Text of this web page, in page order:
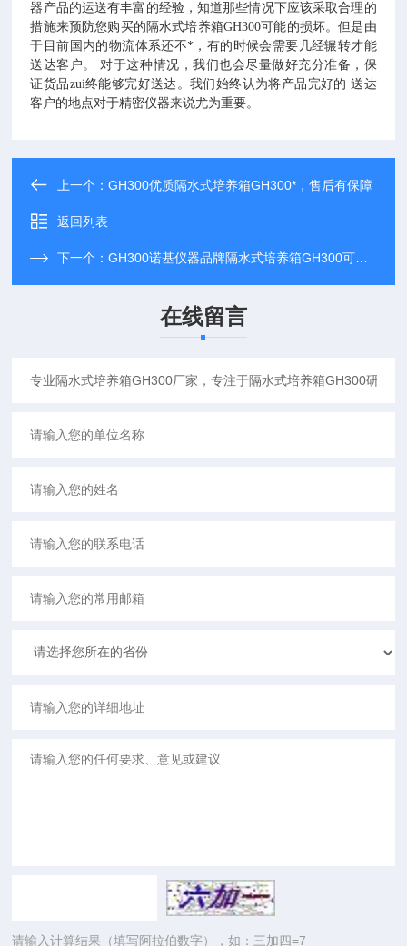
器产品的运送有丰富的经验，知道那些情况下应该采取合理的
措施来预防您购买的隔水式培养箱GH300可能的损坏。但是由
于目前国内的物流体系还不*，有的时候会需要几经辗转才能
送达客户。
对于这种情况，我们也会尽量做好充分准备，保
证货品zui终能够完好送达。我们始终认为将产品完好的 送达
客户的地点对于精密仪器来说尤为重要。
上一个：GH300优质隔水式培养箱GH300*，售后有保障
返回列表
下一个：GH300诺基仪器品牌隔水式培养箱GH300可比进口产品
在线留言
请输入计算结果（填写阿拉伯数字），如：三加四=7